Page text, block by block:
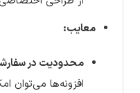
معایب:
محدودیت در
افزونه‌ها می‌توان